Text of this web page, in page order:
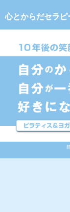
心とからだセラピ